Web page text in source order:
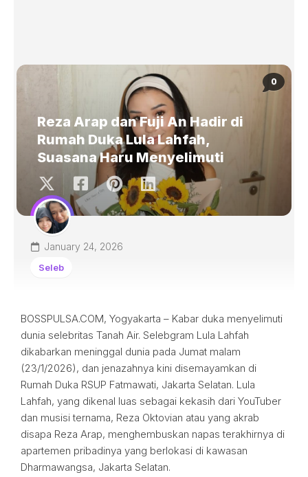
0
Reza Arap dan Fuji An Hadir di
Rumah Duka Lula Lahfah,
Suasana Haru Menyelimuti
January 24, 2026
Seleb
BOSSPULSA.COM, Yogyakarta – Kabar duka menyelimuti
dunia selebritas Tanah Air. Selebgram Lula Lahfah
dikabarkan meninggal dunia pada Jumat malam
(23/1/2026), dan jenazahnya kini disemayamkan di
Rumah Duka RSUP Fatmawati, Jakarta Selatan. Lula
Lahfah, yang dikenal luas sebagai kekasih dari YouTuber
dan musisi ternama, Reza Oktovian atau yang akrab
disapa Reza Arap, menghembuskan napas terakhirnya di
apartemen pribadinya yang berlokasi di kawasan
Dharmawangsa, Jakarta Selatan.